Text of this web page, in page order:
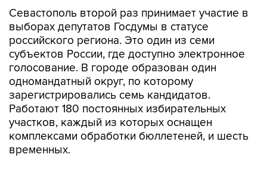
российского региона. Это один из семи
субъектов России, где доступно электронное
голосование. В городе образован один
одномандатный округ, по которому
зарегистрировались семь кандидатов.
Работают 180 постоянных избирательных
участков, каждый из которых оснащен
комплексами обработки бюллетеней, и шесть
временных.
В предыдущем созыве Госдумы Севастополь